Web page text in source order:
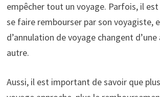
empêcher tout un voyage. Parfois, il
se faire rembourser par son voyagiste,
d’annulation de voyage changent d’une
autre.
Aussi, il est important de savoir que